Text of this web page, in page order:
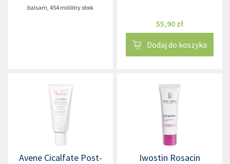
balsam, 454 mililitry słoik
55,90 zł
Dodaj do koszyka
Avene Cicalfate Post-
Iwostin Rosacin